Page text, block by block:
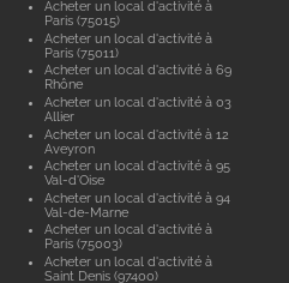
Acheter un local d'activité à
Paris (75015)
Acheter un local d'activité à
Paris (75011)
Acheter un local d'activité à 69
Rhône
Acheter un local d'activité à 03
Allier
Acheter un local d'activité à 12
Aveyron
Acheter un local d'activité à 95
Val-d'Oise
Acheter un local d'activité à 94
Val-de-Marne
Acheter un local d'activité à
Paris (75003)
Acheter un local d'activité à
Saint Denis (97400)